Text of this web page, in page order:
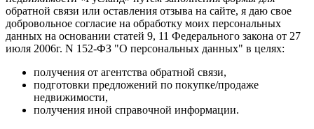
обратной связи или оставления отзыва на сайте, я даю свое
добровольное согласие на обработку моих персональных
данных на основании статей 9, 11 Федерального закона от 27
июля 2006г. N 152-ФЗ "О персональных данных" в целях:
получения от агентства обратной связи,
подготовки предложений по покупке/продаже
недвижимости,
получения иной справочной информации.